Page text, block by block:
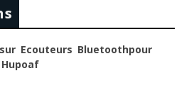
Ecouteurs Bluetoothpour